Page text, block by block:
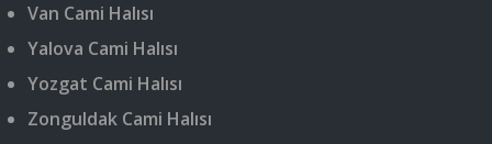
Van Cami Halısı
Yalova Cami Halısı
Yozgat Cami Halısı
Zonguldak Cami Halısı